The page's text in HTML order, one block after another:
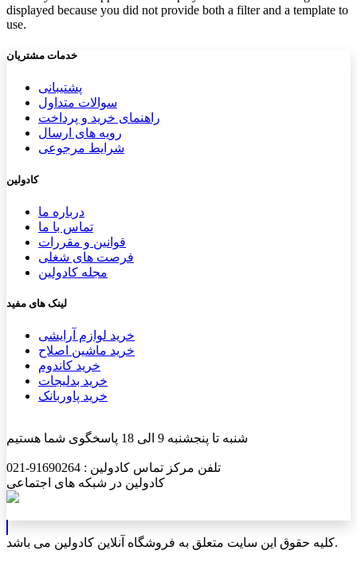
displayed because you did not provide both a filter and a template to
use.
خدمات مشتریان
پشتیب​​انی
سوالات متداول
راهنمای خرید و پرداخت
رویه های ارسال
شرایط مرجوعی
کادولین
درباره ما
تماس با ما
قوانین و مقررات
فرصت های شغلی
مجله کادولین
لینک های مفید
خرید لوازم آرایشی
خرید ماشین اصلاح
خرید کاندوم
خرید بدلیجات
خرید پاوربانک
شنبه تا پنجشنبه 9 الی 18 پاسخگوی شما هستیم
تلفن مرکز تماس کادولین : 91690264-021
کادولین در شبکه های اجتماعی
کلیه حقوق این سایت متعلق به فروشگاه آنلاین کادولین می باشد.